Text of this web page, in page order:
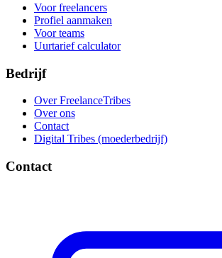
Voor freelancers
Profiel aanmaken
Voor teams
Uurtarief calculator
Bedrijf
Over FreelanceTribes
Over ons
Contact
Digital Tribes (moederbedrijf)
Contact